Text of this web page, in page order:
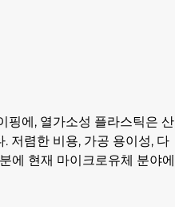
핑에, 열가소성 플라스틱은 산
저렴한 비용, 가공 용이성, 다
에 현재 마이크로유체 분야에